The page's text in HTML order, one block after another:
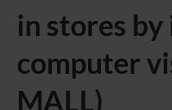
in stores
computer
MALL)